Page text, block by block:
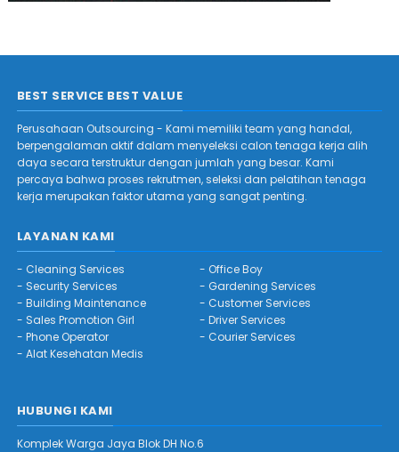
BEST SERVICE BEST VALUE
Perusahaan Outsourcing - Kami memiliki team yang handal,
berpengalaman aktif dalam menyeleksi calon tenaga kerja alih
daya secara terstruktur dengan jumlah yang besar. Kami
percaya bahwa proses rekrutmen, seleksi dan pelatihan tenaga
kerja merupakan faktor utama yang sangat penting.
LAYANAN KAMI
- Cleaning Services
- Security Services
- Building Maintenance
- Sales Promotion Girl
- Phone Operator
- Alat Kesehatan Medis
- Office Boy
- Gardening Services
- Customer Services
- Driver Services
- Courier Services
HUBUNGI KAMI
Komplek Warga Jaya Blok DH No.6